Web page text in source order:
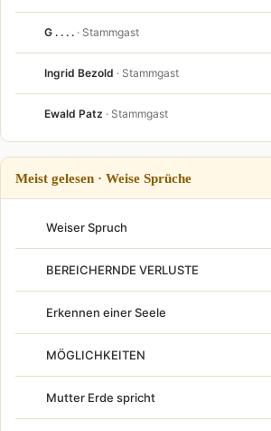
G . . . . · Stammgast
Ingrid Bezold · Stammgast
Ewald Patz · Stammgast
Meist gelesen · Weise Sprüche
Weiser Spruch
BEREICHERNDE VERLUSTE
Erkennen einer Seele
MÖGLICHKEITEN
Mutter Erde spricht